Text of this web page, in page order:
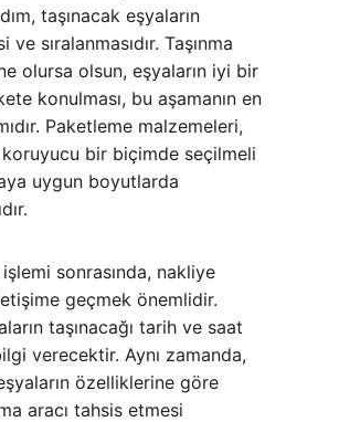
taşınacak eşyaların
ve sıralanmasıdır. Taşınma
olursa olsun, eşyaların iyi bir
konulması, bu aşamanın en
Paketleme malzemeleri,
bir biçimde seçilmeli
uygun boyutlarda
sonrasında, nakliye
geçmek önemlidir.
taşınacağı tarih ve saat
verecektir. Aynı zamanda,
özelliklerine göre
aracı tahsis etmesi